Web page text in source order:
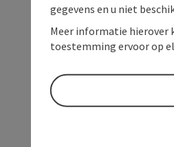
gegevens en u niet
Meer informatie hierover
toestemming ervoor op